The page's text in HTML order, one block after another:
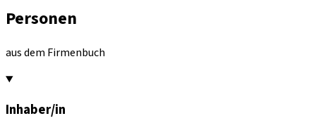
Personen
aus dem Firmenbuch
Inhaber/in